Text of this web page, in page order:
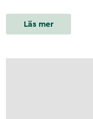
Läs mer